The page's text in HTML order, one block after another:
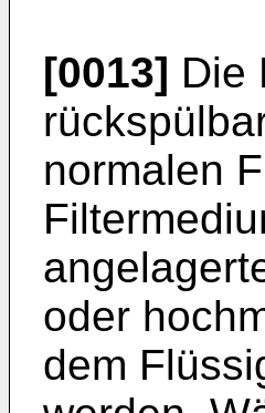
[0013] Die
normalen
oder
dem